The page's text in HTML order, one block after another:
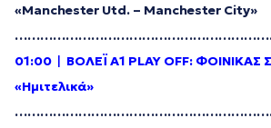
«Manchester Utd. – Manchester City»
01:00 | ΒΟΛΕΪΑ1 PLAY OFF: ΦΟΙΝΙΚΑΣ Σ
«Ημιτελικά»